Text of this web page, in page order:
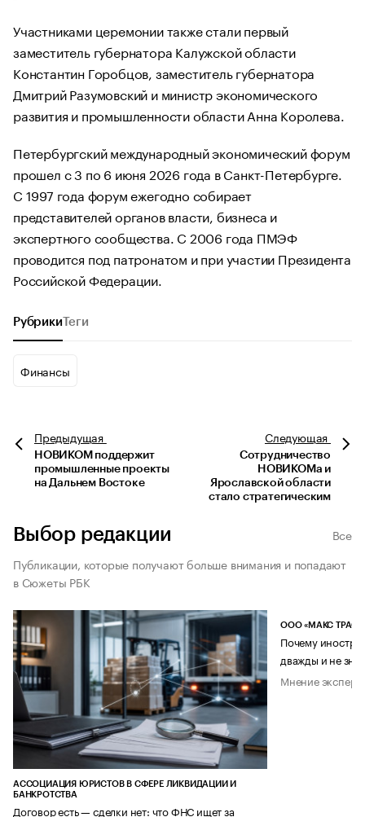
Участниками церемонии также стали первый
заместитель губернатора Калужской области
Константин Горобцов, заместитель губернатора
Дмитрий Разумовский и министр экономического
развития и промышленности области Анна Королева.
Петербургский международный экономический форум
прошел с 3 по 6 июня 2026 года в Санкт-Петербурге.
С 1997 года форум ежегодно собирает
представителей органов власти, бизнеса и
экспертного сообщества. С 2006 года ПМЭФ
проводится под патронатом и при участии Президента
Российской Федерации.
Рубрики Теги
Финансы
Предыдущая
НОВИКОМ поддержит
промышленные проекты
на Дальнем Востоке
Следующая
Сотрудничество
НОВИКОМа и
Ярославской области
стало стратегическим
Выбор редакции
Все
Публикации, которые получают больше внимания и попадают
в Сюжеты РБК
АССОЦИАЦИЯ ЮРИСТОВ В СФЕРЕ ЛИКВИДАЦИИ И
БАНКРОТСТВА
Договор есть — сделки нет: что ФНС ищет за
ООО «МАКС ТРАСТ»
Почему
дважды и не
Мнение